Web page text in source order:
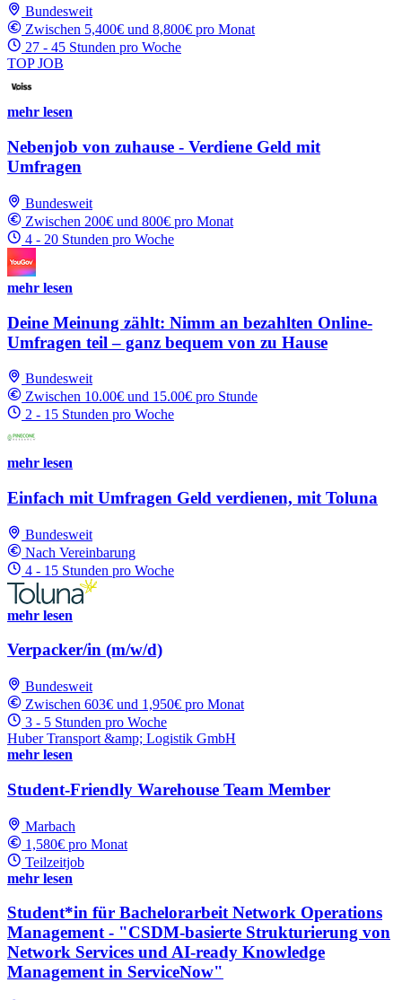
Bundesweit
Zwischen 5,400€ und 8,800€ pro Monat
27 - 45 Stunden pro Woche
TOP JOB
mehr lesen
Nebenjob von zuhause - Verdiene Geld mit
Umfragen
Bundesweit
Zwischen 200€ und 800€ pro Monat
4 - 20 Stunden pro Woche
mehr lesen
Deine Meinung zählt: Nimm an bezahlten Online-
Umfragen teil – ganz bequem von zu Hause
Bundesweit
Zwischen 10.00€ und 15.00€ pro Stunde
2 - 15 Stunden pro Woche
mehr lesen
Einfach mit Umfragen Geld verdienen, mit Toluna
Bundesweit
Nach Vereinbarung
4 - 15 Stunden pro Woche
mehr lesen
Verpacker/in (m/w/d)
Bundesweit
Zwischen 603€ und 1,950€ pro Monat
3 - 5 Stunden pro Woche
Huber Transport &amp; Logistik GmbH
mehr lesen
Student-Friendly Warehouse Team Member
Marbach
1,580€ pro Monat
Teilzeitjob
mehr lesen
Student*in für Bachelorarbeit Network Operations
Management - "CSDM-basierte Strukturierung von
Network Services und AI-ready Knowledge
Management in ServiceNow"